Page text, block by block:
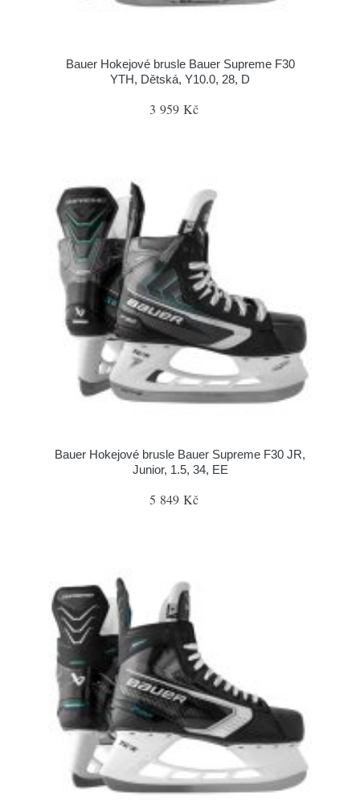
Bauer Hokejové brusle Bauer Supreme F30
YTH, Dětská, Y10.0, 28, D
3 959 Kč
Bauer Hokejové brusle Bauer Supreme F30 JR,
Junior, 1.5, 34, EE
5 849 Kč